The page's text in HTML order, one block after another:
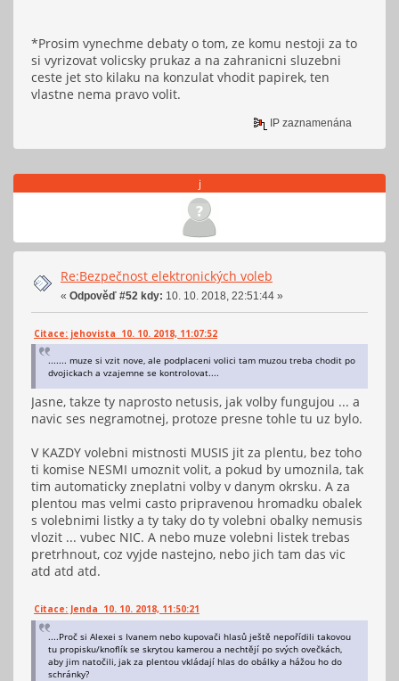
*Prosim vynechme debaty o tom, ze komu nestoji za to
si vyrizovat volicsky prukaz a na zahranicni sluzebni
ceste jet sto kilaku na konzulat vhodit papirek, ten
vlastne nema pravo volit.
IP zaznamenána
j
Re:Bezpečnost elektronických voleb
« Odpověď #52 kdy: 10. 10. 2018, 22:51:44 »
Citace: jehovista 10. 10. 2018, 11:07:52
....... muze si vzit nove, ale podplaceni volici tam muzou treba chodit po
dvojickach a vzajemne se kontrolovat....
Jasne, takze ty naprosto netusis, jak volby fungujou ... a
navic ses negramotnej, protoze presne tohle tu uz bylo.
V KAZDY volebni mistnosti MUSIS jit za plentu, bez toho
ti komise NESMI umoznit volit, a pokud by umoznila, tak
tim automaticky zneplatni volby v danym okrsku. A za
plentou mas velmi casto pripravenou hromadku obalek
s volebnimi listky a ty taky do ty volebni obalky nemusis
vlozit ... vubec NIC. A nebo muze volebni listek trebas
pretrhnout, coz vyjde nastejno, nebo jich tam das vic
atd atd atd.
Citace: Jenda 10. 10. 2018, 11:50:21
....Proč si Alexei s Ivanem nebo kupovači hlasů ještě nepořídili takovou
tu propisku/knoflík se skrytou kamerou a nechtějí po svých ovečkách,
aby jim natočili, jak za plentou vkládají hlas do obálky a hážou ho do
schránky?